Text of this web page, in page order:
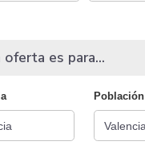
es para...
Población